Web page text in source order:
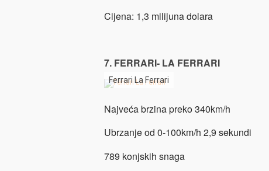
Cijena: 1,3 milijuna dolara
7. FERRARI- LA FERRARI
Ferrari La Ferrari
Najveća brzina preko 340km/h
Ubrzanje od 0-100km/h 2,9 sekundi
789 konjskih snaga